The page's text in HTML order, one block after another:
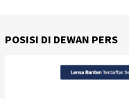
POSISI DI DEWAN PERS